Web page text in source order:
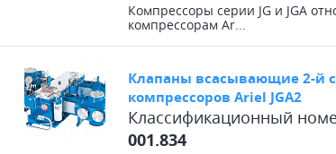
Компрессоры серии JG и JGA
компрессорам Ar...
Клапаны всасывающие 2-й
компрессоров Ariel JGA2
Классификационный
001.834